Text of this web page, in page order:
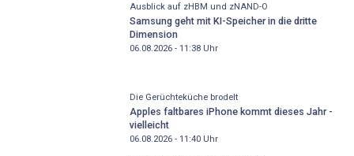
Ausblick auf zHBM und zNAND-O
Samsung geht mit KI-Speicher in die dritte
Dimension
06.08.2026 - 11:38Uhr
Die Gerüchteküche brodelt
Apples faltbares iPhone kommt dieses Jahr -
vielleicht
06.08.2026 - 11:40Uhr